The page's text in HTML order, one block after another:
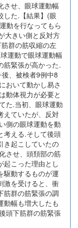
させ、眼球運動幅
した.【結果】(眼
動を行なってもら
大きい側と反対方
群の筋収縮の左
運動で眼球運動幅
筋緊張が高かった.
、被検者9例中8
おいて動かし易さ
動体視力が必要と
た.当初、眼球運動
えていたが、反対
側の眼球運動を動
考える.そして後頭
き起こしていたの
させ、頭頚部の筋
起こった理由とし
駆動するものが運
激を受けると、衝
筋群の筋緊張の調
動幅も増大したも
頭下筋群の筋緊張